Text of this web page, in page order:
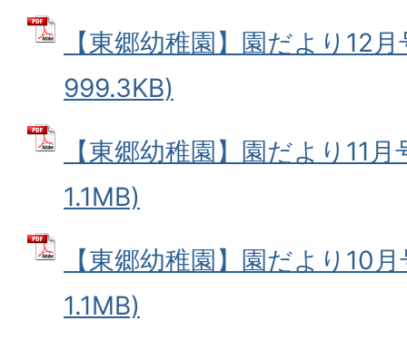
【東郷幼稚園】園だより12
999.3KB)
【東郷幼稚園】園だより11
1.1MB)
【東郷幼稚園】園だより10
1.1MB)